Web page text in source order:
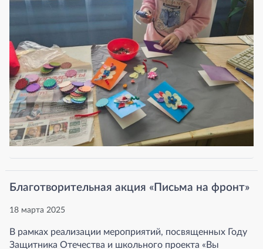
Благотворительная акция «Письма на фронт»
18 марта 2025
В рамках реализации мероприятий, посвященных Году
Защитника Отечества и школьного проекта «Вы